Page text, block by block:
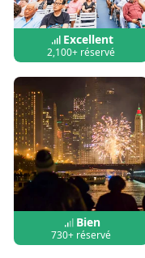
Excellent
2,100+ réservé
Bien
730+ réservé